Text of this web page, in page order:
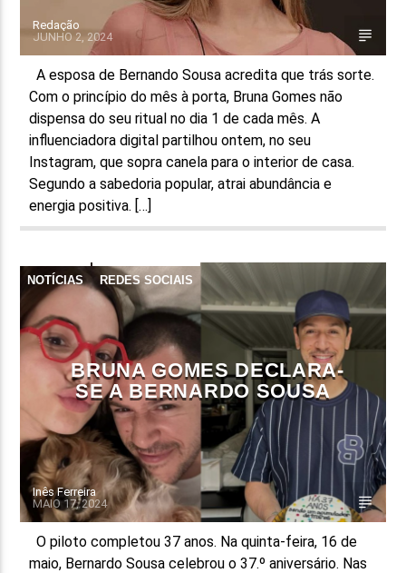
Redação
JUNHO 2, 2024
A esposa de Bernando Sousa acredita que trás sorte.
Com o princípio do mês à porta, Bruna Gomes não
dispensa do seu ritual no dia 1 de cada mês. A
influenciadora digital partilhou ontem, no seu
Instagram, que sopra canela para o interior de casa.
Segundo a sabedoria popular, atrai abundância e
energia positiva. […]
NOTÍCIAS REDES SOCIAIS
BRUNA GOMES DECLARA-
SE A BERNARDO SOUSA
Inês Ferreira
MAIO 17, 2024
O piloto completou 37 anos. Na quinta-feira, 16 de
maio, Bernardo Sousa celebrou o 37.º aniversário. Nas